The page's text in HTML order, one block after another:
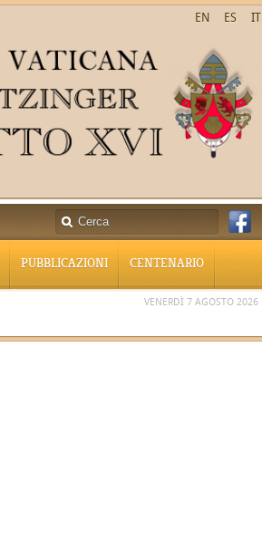
IT
ES
EN
PUBBLICAZIONI CENTENARIO
VENERDÌ 7 AGOSTO 2026